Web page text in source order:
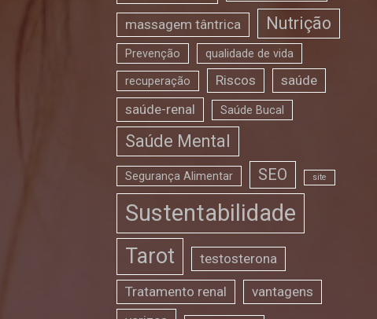
massagem tântrica Nutrição
Prevenção qualidade de vida
recuperação Riscos
saúde
saúde-renal
Saúde Bucal
Saúde Mental
Segurança Alimentar SEO site
Sustentabilidade
Tarot testosterona
Tratamento renal
vantagens